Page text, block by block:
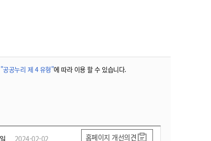
"공공누리 제 4 유형"에 따라 이용 할 수 있습니다.
2024-02-02 홈페이지 개선의견